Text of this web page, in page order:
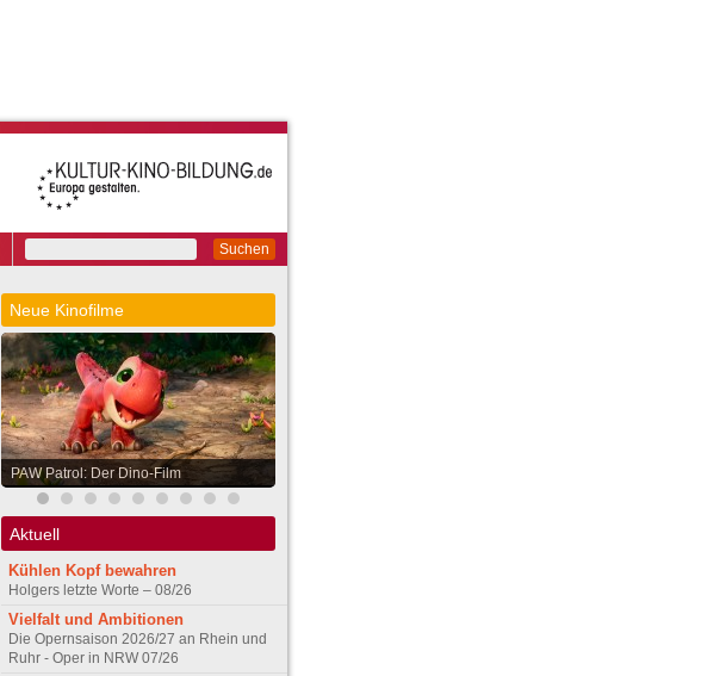
Suchen
Neue Kinofilme
PAW Patrol: Der Dino-Film
Aktuell
Kühlen Kopf bewahren
Holgers letzte Worte – 08/26
Vielfalt und Ambitionen
Die Opernsaison 2026/27 an Rhein und
Ruhr - Oper in NRW 07/26